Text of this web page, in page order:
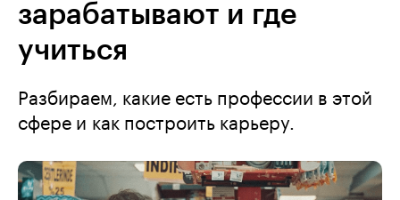
зарабатывают и где
учиться
Разбираем, какие есть профессии в этой
сфере и как построить карьеру.